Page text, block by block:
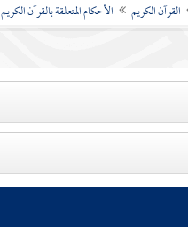
القرآن الكريم الأحكام المتعلقة بالقرآن الكريم